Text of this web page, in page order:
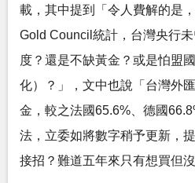
載，其中提到「令人費解的是
Gold Council統計，台灣央行
度？還是不缺黃金？或是怕盟
化）？」，文中也說「台灣外
金，較之法國65.6%、德國
法，立委如將數字稍予更新，
接招？難道五年來只有想買但